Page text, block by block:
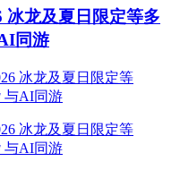
冰龙及夏日限定等多
同游